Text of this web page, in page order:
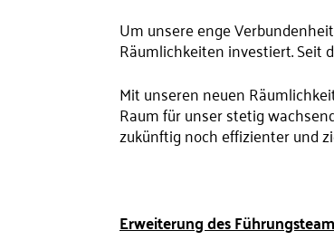
Um unsere enge
Räumlichkeiten investiert. Seit
Mit unseren neuen
Raum für unser stetig
zukünftig noch effizienter und
Erweiterung des